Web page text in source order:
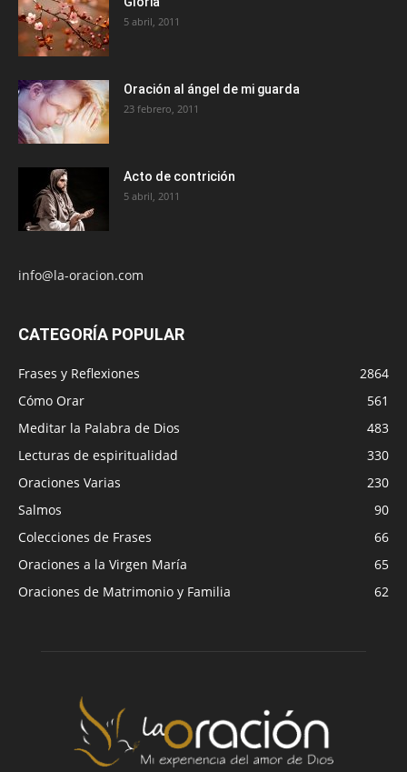
5 abril, 2011
Oración al ángel de mi guarda
23 febrero, 2011
Acto de contrición
5 abril, 2011
info@la-oracion.com
CATEGORÍA POPULAR
Frases y Reflexiones
2864
Cómo Orar
561
Meditar la Palabra de Dios
483
Lecturas de espiritualidad
330
Oraciones Varias
230
Salmos
90
Colecciones de Frases
66
Oraciones a la Virgen María
65
Oraciones de Matrimonio y Familia
62